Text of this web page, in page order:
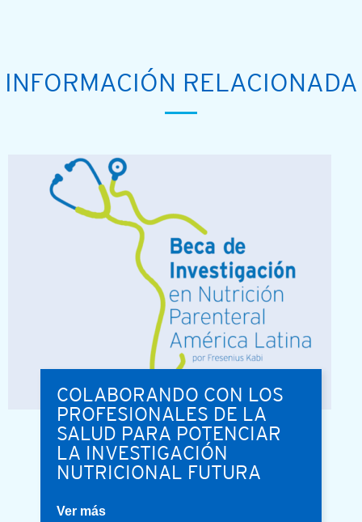
INFORMACIÓN RELACIONADA
COLABORANDO CON LOS
PROFESIONALES DE LA
SALUD PARA POTENCIAR
LA INVESTIGACIÓN
NUTRICIONAL FUTURA
Ver más